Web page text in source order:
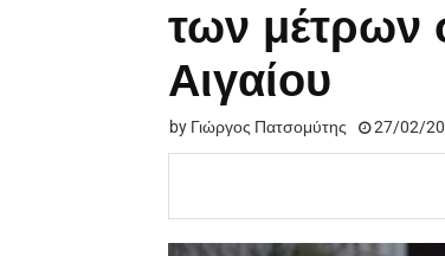
των μέτρων
Αιγαίου
by Γιώργος Πατσομύτης 27/02/